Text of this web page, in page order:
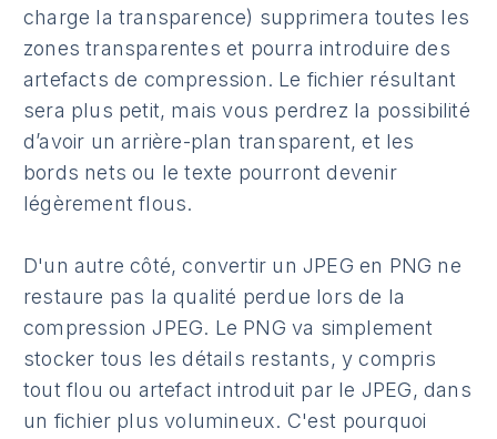
charge la transparence) supprimera toutes les
zones transparentes et pourra introduire des
artefacts de compression. Le fichier résultant
sera plus petit, mais vous perdrez la possibilité
d’avoir un arrière-plan transparent, et les
bords nets ou le texte pourront devenir
légèrement flous.
D'un autre côté, convertir un JPEG en PNG ne
restaure pas la qualité perdue lors de la
compression JPEG. Le PNG va simplement
stocker tous les détails restants, y compris
tout flou ou artefact introduit par le JPEG, dans
un fichier plus volumineux. C'est pourquoi